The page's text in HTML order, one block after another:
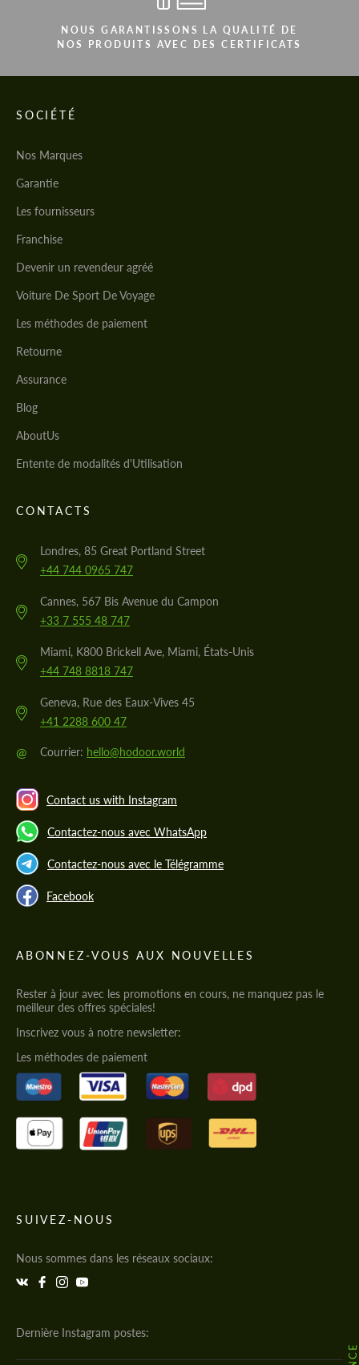
NOUS GARANTISSONS LA QUALITÉ DE
NOS PRODUITS AVEC DES CERTIFICATS
SOCIÉTÉ
Nos Marques
Garantie
Les fournisseurs
Franchise
Devenir un revendeur agréé
Voiture De Sport De Voyage
Les méthodes de paiement
Retourne
Assurance
Blog
AboutUs
Entente de modalités d'Utilisation
CONTACTS
Londres, 85 Great Portland Street
+44 744 0965 747
Cannes, 567 Bis Avenue du Campon
+33 7 555 48 747
Miami, K800 Brickell Ave, Miami, États-Unis
+44 748 8818 747
Geneva, Rue des Eaux-Vives 45
+41 2288 600 47
@ Courrier: hello@hodoor.world
Contact us with Instagram
Contactez-nous avec WhatsApp
Contactez-nous avec le Télégramme
Facebook
ABONNEZ-VOUS AUX NOUVELLES
Rester à jour avec les promotions en cours, ne manquez pas le
meilleur des offres spéciales!
Inscrivez vous à notre newsletter:
Les méthodes de paiement
SUIVEZ-NOUS
Nous sommes dans les réseaux sociaux:
Dernière Instagram postes: